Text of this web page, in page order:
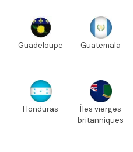
Guadeloupe Guatemala
Honduras
Îles vierges
britanniques